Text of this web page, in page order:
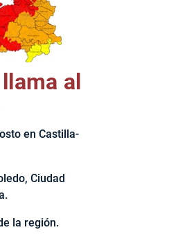
al
en Castilla-
Ciudad
la región.